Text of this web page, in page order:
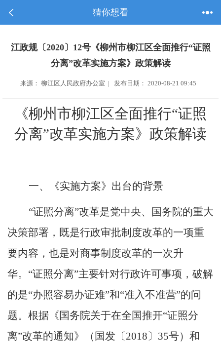
猜你想看
江政规〔2020〕12号《柳州市柳江区全面推行“证照
分离”改革实施方案》政策解读
来源： 柳江区人民政府办公室 | 发布日期： 2020-08-21 09:45
《柳州市柳江区全面推行“证照
分离”改革实施方案》政策解读
一、《实施方案》出台的背景
“证照分离”改革是党中央、国务院的重大
决策部署，既是行政审批制度改革的一项重
要内容，也是对商事制度改革的一次升
华。“证照分离”主要针对行政许可事项，破解
的是“办照容易办证难”和“准入不准营”的问
题。 根据《国务院关于在全国推开“证照分
离”改革的通知》（国发〔2018〕35号）和